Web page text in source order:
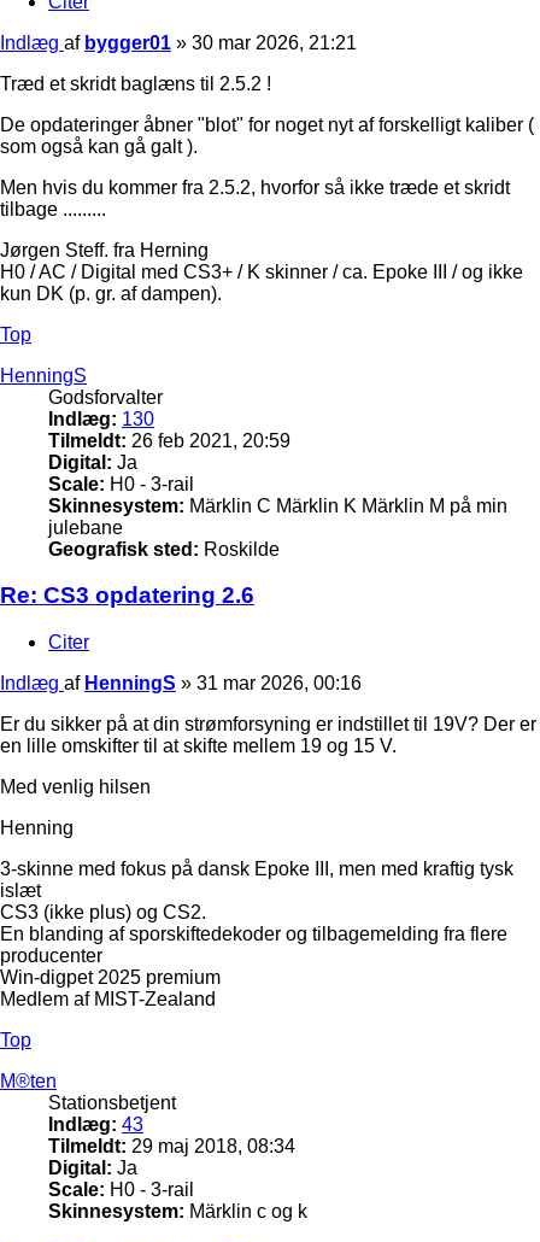
Indlæg af bygger01 » 30 mar 2026, 21:21
Træd et skridt baglæns til 2.5.2 !
De opdateringer åbner "blot" for noget nyt af forskelligt kaliber (
som også kan gå galt ).
Men hvis du kommer fra 2.5.2, hvorfor så ikke træde et skridt
tilbage .........
Jørgen Steff. fra Herning
H0 / AC / Digital med CS3+ / K skinner / ca. Epoke III / og ikke
kun DK (p. gr. af dampen).
Top
HenningS
Godsforvalter
Indlæg: 130
Tilmeldt: 26 feb 2021, 20:59
Digital: Ja
Scale: H0 - 3-rail
Skinnesystem: Märklin C Märklin K Märklin M på min
julebane
Geografisk sted: Roskilde
Re: CS3 opdatering 2.6
Citer
Indlæg af HenningS » 31 mar 2026, 00:16
Er du sikker på at din strømforsyning er indstillet til 19V? Der er
en lille omskifter til at skifte mellem 19 og 15 V.
Med venlig hilsen
Henning
3-skinne med fokus på dansk Epoke III, men med kraftig tysk
islæt
CS3 (ikke plus) og CS2.
En blanding af sporskiftedekoder og tilbagemelding fra flere
producenter
Win-digpet 2025 premium
Medlem af MIST-Zealand
Top
M®ten
Stationsbetjent
Indlæg: 43
Tilmeldt: 29 maj 2018, 08:34
Digital: Ja
Scale: H0 - 3-rail
Skinnesystem: Märklin c og k